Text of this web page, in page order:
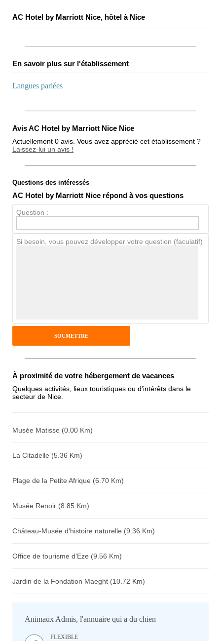
AC Hotel by Marriott Nice, hôtel à Nice
En savoir plus sur l'établissement
Langues parlées
Avis AC Hotel by Marriott Nice Nice
Actuellement 0 avis. Vous avez apprécié cet établissement ?
Laissez-lui un avis !
Note globale
Antispam - Combien font 7x4 (en
chiffres) :
Questions des intéressés
AC Hotel by Marriott Nice répond à vos questions
Question :
Si besoin, vous pouvez développer votre question (faculatif)
À proximité de votre hébergement de vacances
Quelques activités, lieux touristiques ou d'intérêts dans le
secteur de Nice.
Musée Matisse (0.00 Km)
La Citadelle (5.36 Km)
Plage de la Petite Afrique (6.70 Km)
Musée Renoir (8.85 Km)
Château-Musée d'histoire naturelle (9.36 Km)
Office de tourisme d'Eze (9.56 Km)
Jardin de la Fondation Maeght (10.72 Km)
Animaux Admis, l'annuaire qui a du chien
FLEXIBLE